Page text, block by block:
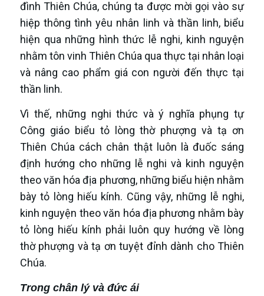
đình Thiên Chúa, chúng ta được mời gọi vào sự
hiệp thông tình yêu nhân linh và thần linh, biểu
hiện qua những hình thức lễ nghi, kinh nguyện
nhằm tôn vinh Thiên Chúa qua thực tại nhân loại
và nâng cao phẩm giá con người đến thực tại
thần linh.
Vì thế, những nghi thức và ý nghĩa phụng tự
Công giáo biểu tỏ lòng thờ phượng và tạ ơn
Thiên Chúa cách chân thật luôn là đuốc sáng
định hướng cho những lễ nghi và kinh nguyện
theo văn hóa địa phương, những biểu hiện nhằm
bày tỏ lòng hiếu kính. Cũng vậy, những lễ nghi,
kinh nguyện theo văn hóa địa phương nhằm bày
tỏ lòng hiếu kính phải luôn quy hướng về lòng
thờ phượng và tạ ơn tuyệt đỉnh dành cho Thiên
Chúa.
Trong chân lý và đức ái